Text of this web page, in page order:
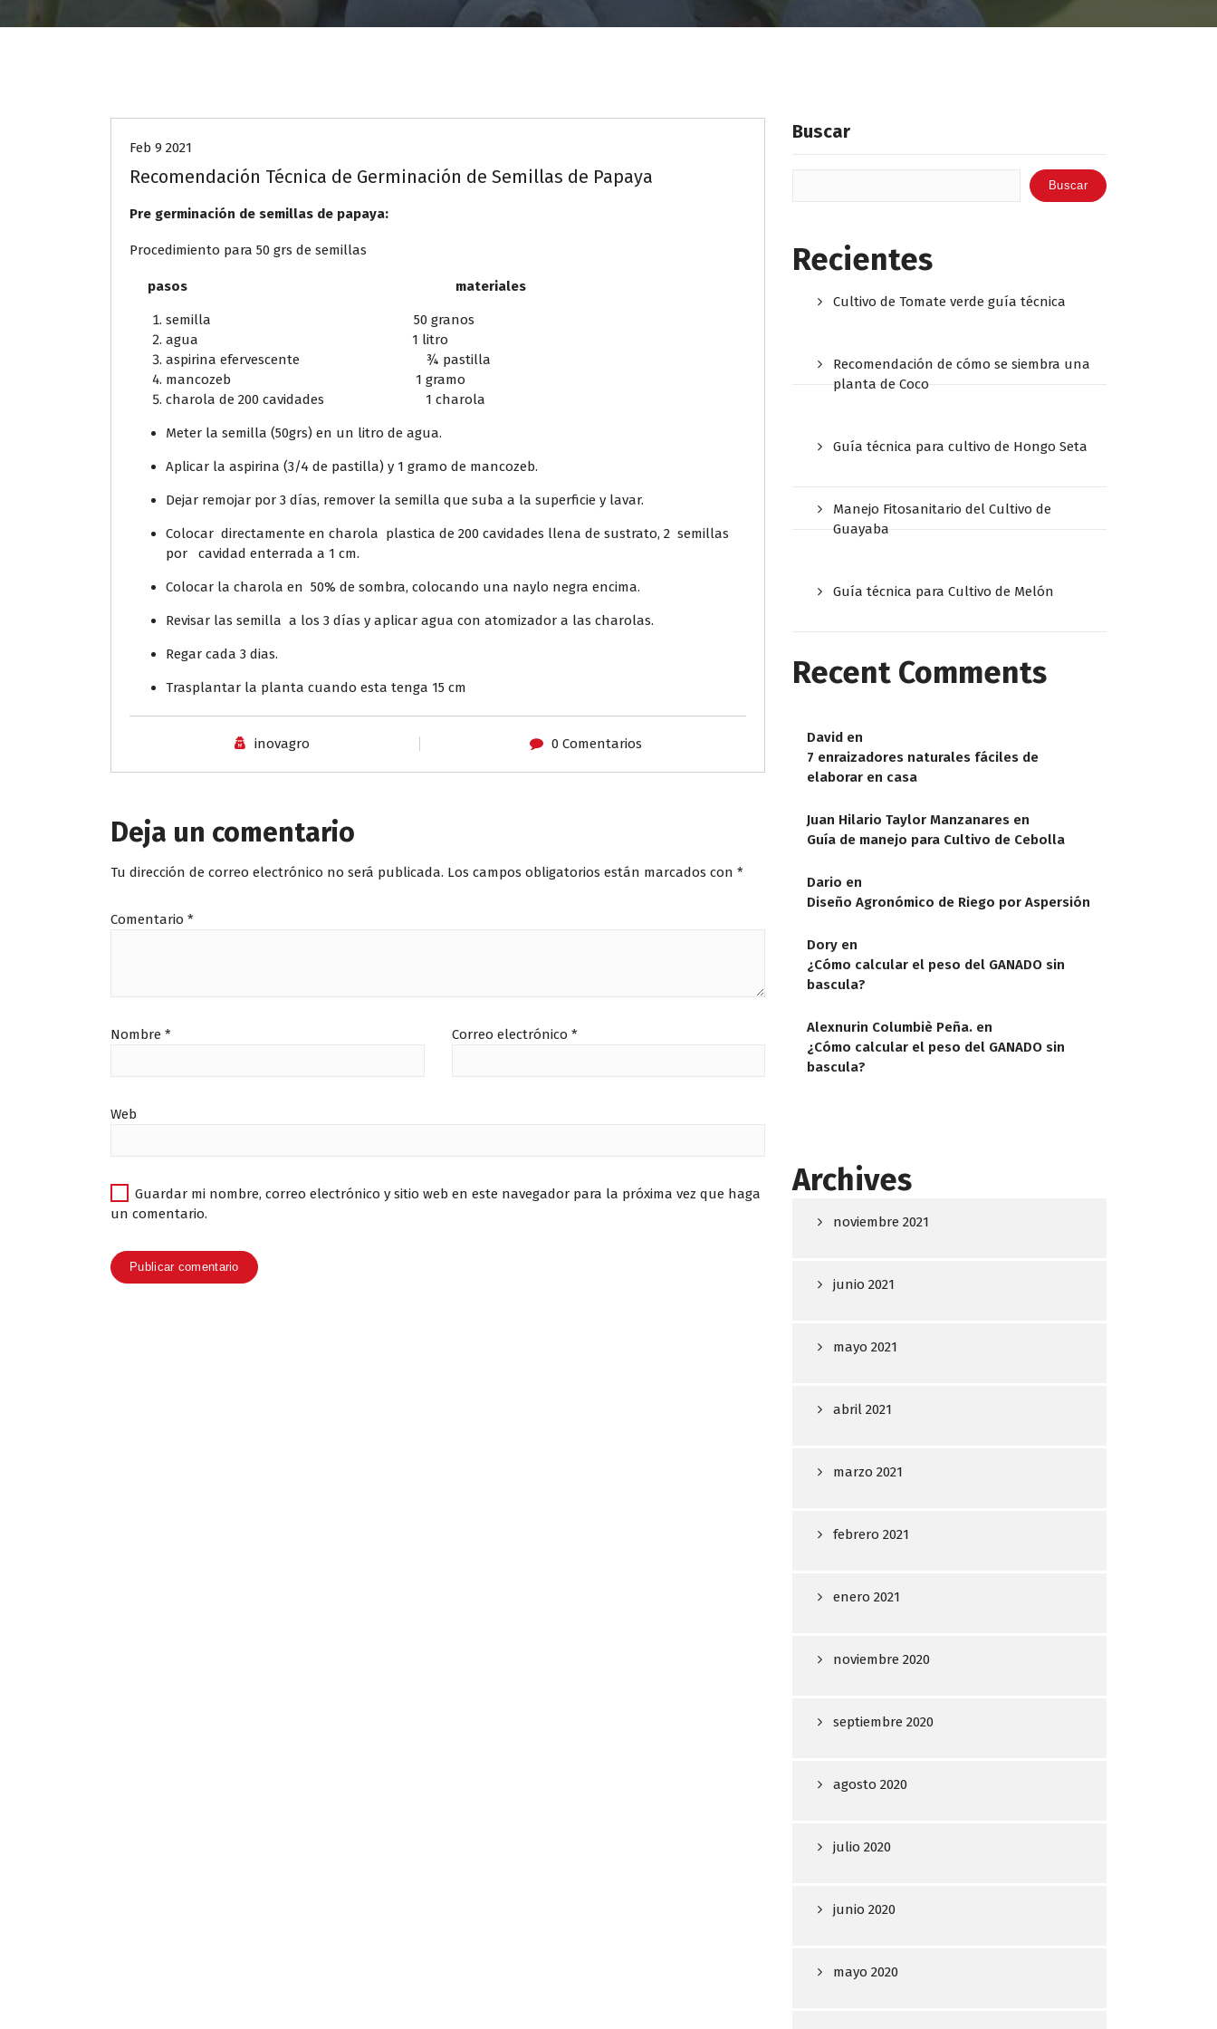
Feb 9 2021
Recomendación Técnica de Germinación de Semillas de Papaya
Pre germinación de semillas de papaya:
Procedimiento para 50 grs de semillas
pasos materiales
semilla 50 granos
agua 1 litro
aspirina efervescente ¾ pastilla
mancozeb 1 gramo
charola de 200 cavidades 1 charola
Meter la semilla (50grs) en un litro de agua.
Aplicar la aspirina (3/4 de pastilla) y 1 gramo de mancozeb.
Dejar remojar por 3 días, remover la semilla que suba a la superficie y lavar.
Colocar directamente en charola plastica de 200 cavidades llena de sustrato, 2 semillas
por cavidad enterrada a 1 cm.
Colocar la charola en 50% de sombra, colocando una naylo negra encima.
Revisar las semilla a los 3 días y aplicar agua con atomizador a las charolas.
Regar cada 3 dias.
Trasplantar la planta cuando esta tenga 15 cm
inovagro 0 Comentarios
Deja un comentario
Tu dirección de correo electrónico no será publicada. Los campos obligatorios están marcados con *
Comentario *
Nombre * Correo electrónico *
Web
Guardar mi nombre, correo electrónico y sitio web en este navegador para la próxima vez que haga
un comentario.
Buscar
Buscar
Recientes
Cultivo de Tomate verde guía técnica
Recomendación de cómo se siembra una
planta de Coco
Guía técnica para cultivo de Hongo Seta
Manejo Fitosanitario del Cultivo de
Guayaba
Guía técnica para Cultivo de Melón
Recent Comments
David en
7 enraizadores naturales fáciles de
elaborar en casa
Juan Hilario Taylor Manzanares en
Guía de manejo para Cultivo de Cebolla
Dario en
Diseño Agronómico de Riego por Aspersión
Dory en
¿Cómo calcular el peso del GANADO sin
bascula?
Alexnurin Columbiè Peña. en
¿Cómo calcular el peso del GANADO sin
bascula?
Archives
noviembre 2021
junio 2021
mayo 2021
abril 2021
marzo 2021
febrero 2021
enero 2021
noviembre 2020
septiembre 2020
agosto 2020
julio 2020
junio 2020
mayo 2020